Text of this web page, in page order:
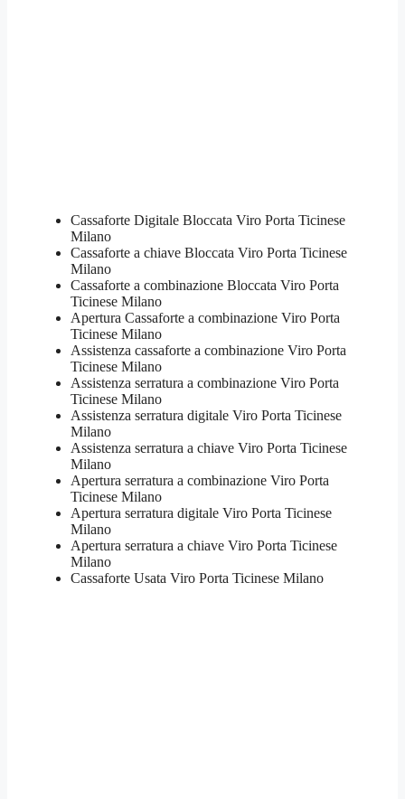
Cassaforte Digitale Bloccata Viro Porta Ticinese
Milano
Cassaforte a chiave Bloccata Viro Porta Ticinese
Milano
Cassaforte a combinazione Bloccata Viro Porta
Ticinese Milano
​Apertura Cassaforte a combinazione Viro Porta
Ticinese Milano
Assistenza cassaforte a combinazione Viro Porta
Ticinese Milano
​Assistenza serratura​ ​a combinazione Viro Porta
Ticinese Milano
Assistenza serratura ​digitale Viro Porta Ticinese
Milano
Assistenza serratura ​a chiave Viro Porta Ticinese
Milano
​Apertura serratura​ ​a combinazione Viro Porta
Ticinese Milano
Apertura serratura​ ​digitale Viro Porta Ticinese
Milano
​Apertura serratura​ ​a chiave Viro Porta Ticinese
Milano
​Cassaforte Usata Viro Porta Ticinese Milano